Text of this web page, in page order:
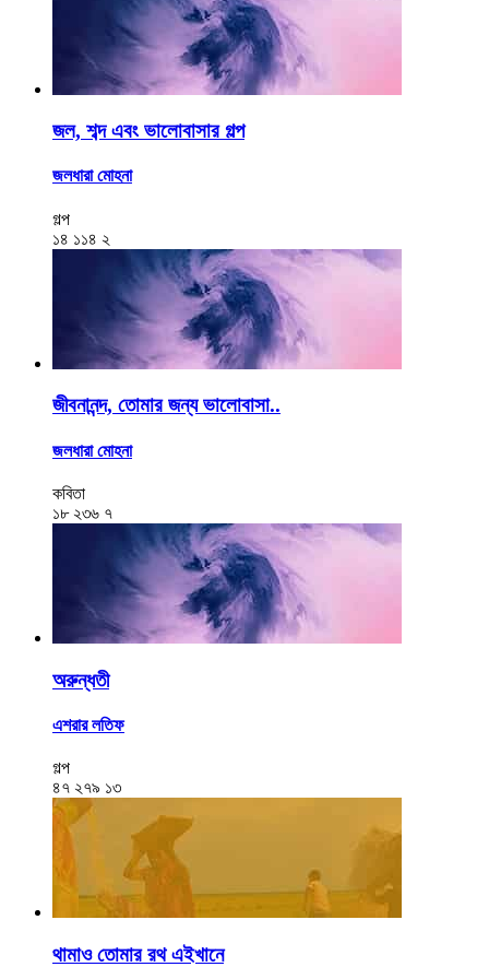
জল, শব্দ এবং ভালোবাসার গল্প
জলধারা মোহনা
গল্প
১৪ ১১৪ ২
জীবনানন্দ, তোমার জন্য ভালোবাসা..
জলধারা মোহনা
কবিতা
১৮ ২৩৬ ৭
অরুন্ধতী
এশরার লতিফ
গল্প
৪৭ ২৭৯ ১৩
থামাও তোমার রথ এইখানে